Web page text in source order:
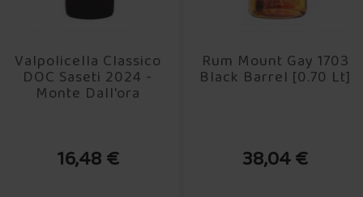
Valpolicella Classico
DOC Saseti 2024 -
Monte Dall'ora
16,48 €
Rum Mount Gay 1703
Black Barrel [0.70 Lt]
38,04 €